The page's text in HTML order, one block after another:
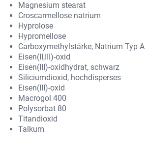
Magnesium stearat
Croscarmellose natrium
Hyprolose
Hypromellose
Carboxymethylstärke, Natrium Typ A
Eisen(II,III)-oxid
Eisen(III)-oxidhydrat, schwarz
Siliciumdioxid, hochdisperses
Eisen(III)-oxid
Macrogol 400
Polysorbat 80
Titandioxid
Talkum